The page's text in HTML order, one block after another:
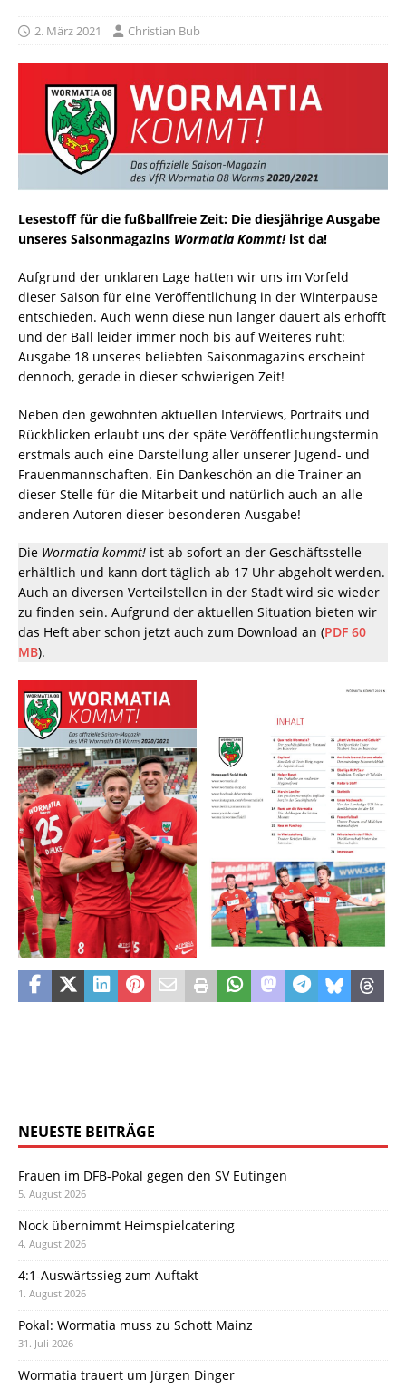
2. März 2021 Christian Bub
Lesestoff für die fußballfreie Zeit: Die diesjährige Ausgabe
unseres Saisonmagazins Wormatia Kommt!ist da!
Aufgrund der unklaren Lage hatten wir uns im Vorfeld
dieser Saison für eine Veröffentlichung in der Winterpause
entschieden. Auch wenn diese nun länger dauert als erhofft
und der Ball leider immer noch bis auf Weiteres ruht:
Ausgabe 18 unseres beliebten Saisonmagazins erscheint
dennoch, gerade in dieser schwierigen Zeit!
Neben den gewohnten aktuellen Interviews, Portraits und
Rückblicken erlaubt uns der späte Veröffentlichungstermin
erstmals auch eine Darstellung aller unserer Jugend- und
Frauenmannschaften. Ein Dankeschön an die Trainer an
dieser Stelle für die Mitarbeit und natürlich auch an alle
anderen Autoren dieser besonderen Ausgabe!
Die Wormatia kommt! ist ab sofort an der Geschäftsstelle
erhältlich und kann dort täglich ab 17 Uhr abgeholt werden.
Auch an diversen Verteilstellen in der Stadt wird sie wieder
zu finden sein. Aufgrund der aktuellen Situation bieten wir
das Heft aber schon jetzt auch zum Download an (PDF 60
MB).
NEUESTE BEITRÄGE
Frauen im DFB-Pokal gegen den SV Eutingen
5. August 2026
Nock übernimmt Heimspielcatering
4. August 2026
4:1-Auswärtssieg zum Auftakt
1. August 2026
Pokal: Wormatia muss zu Schott Mainz
31. Juli 2026
Wormatia trauert um Jürgen Dinger